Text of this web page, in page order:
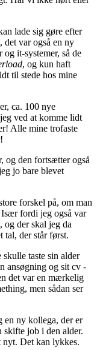
lade sig gøre efter
det var også en ny
it-systemer, så de
, og kun haft
til stede hos mine
ca. 100 nye
ved at komme lidt
Alle mine trofaste
og den fortsætter også
jo bare blevet
forskel på, om man
fordi jeg også var
og der skal jeg da
tal, der står først.
taste sin alder
ansøgning og sit cv -
det var en mærkelig
men sådan ser
en ny kollega, der er
skifte job i den alder.
Det kan lykkes.